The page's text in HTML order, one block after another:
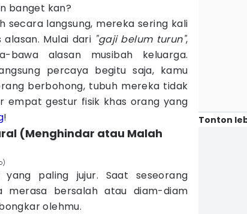
banget kan?
secara langsung, mereka sering kali
Mulai dari "gaji belum turun",
bawa alasan musibah keluarga.
percaya begitu saja, kamu
berbohong, tubuh mereka tidak
empat gestur fisik khas orang yang
!
(Menghindar atau Malah
paling jujur. Saat seseorang
merasa bersalah atau diam-diam
olehmu.
Tonton